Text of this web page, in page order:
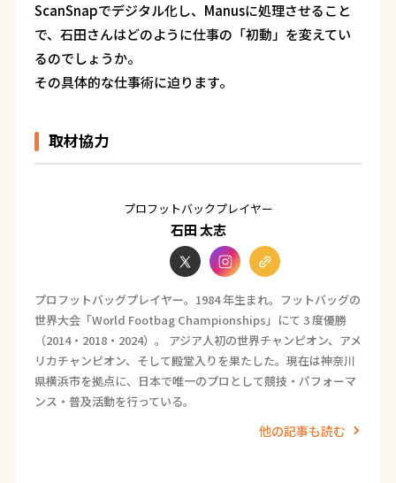
ScanSnapでデジタル化し、Manusに処理させること
で、石田さんはどのように仕事の「初動」を変えてい
るのでしょうか。
その具体的な仕事術に迫ります。
取材協力
プロフットバックプレイヤー
石田 太志
プロフットバッグプレイヤー。1984 年生まれ。フットバッグの
世界大会「World Footbag Championships」にて 3 度優勝
（2014・2018・2024）。 アジア人初の世界チャンピオン、アメ
リカチャンピオン、そして殿堂入りを果たした。現在は神奈川
県横浜市を拠点に、日本で唯一のプロとして競技・パフォーマ
ンス・普及活動を行っている。
他の記事も読む